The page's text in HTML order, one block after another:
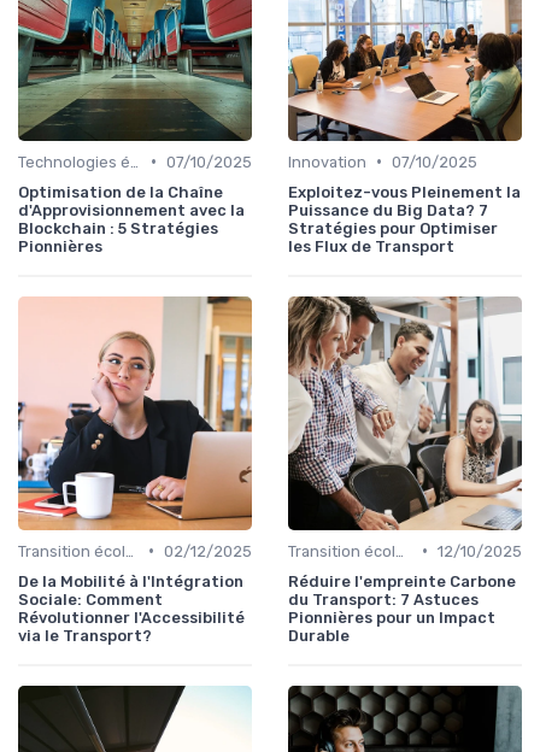
• 07/10/2025
Optimisation de la Chaîne
d'Approvisionnement avec la
Blockchain : 5 Stratégies
Pionnières
Innovation • 07/10/2025
Exploitez-vous Pleinement la
Puissance du Big Data? 7
Stratégies pour Optimiser
les Flux de Transport
• 02/12/2025
De la Mobilité à l'Intégration
Sociale: Comment
Révolutionner l'Accessibilité
via le Transport?
• 12/10/2025
Réduire l'empreinte Carbone
du Transport: 7 Astuces
Pionnières pour un Impact
Durable